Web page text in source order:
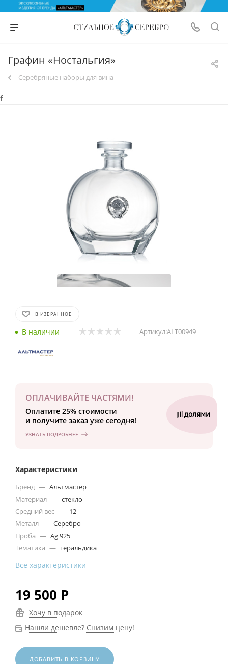
Графин «Ностальгия»
Серебряные наборы для вина
f
В ИЗБРАННОЕ
В наличии Артикул:ALT00949
ОПЛАЧИВАЙТЕ ЧАСТЯМИ!
Оплатите 25% стоимости
и получите заказ уже сегодня!
УЗНАТЬ ПОДРОБНЕЕ
Характеристики
Бренд — Альтмастер
Материал — стекло
Средний вес — 12
Металл — Серебро
Проба — Ag 925
Тематика — геральдика
Все характеристики
19 500 Р
Хочу в подарок
Нашли дешевле? Снизим цену!
ДОБАВИТЬ В КОРЗИНУ